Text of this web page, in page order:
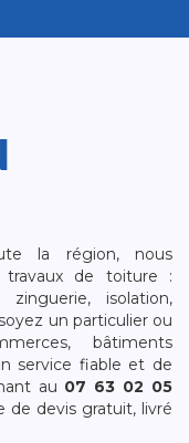
la région, nous
travaux de toiture :
zinguerie, isolation,
un particulier ou
bâtiments
service fiable et de
au 07 63 02 05
devis gratuit, livré